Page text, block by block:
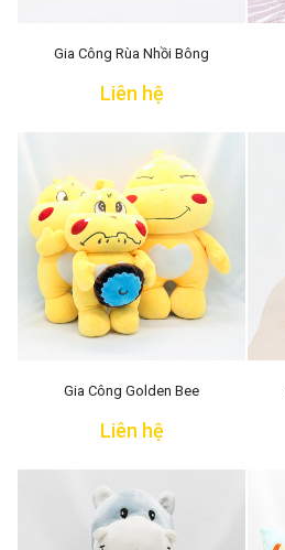
Gia Công Rùa Nhồi Bông
Liên hệ
Gia Công Golden Bee
Liên hệ